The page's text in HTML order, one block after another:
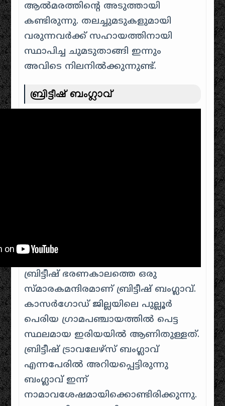
ആൽമരത്തിന്റെ അടുത്തായി
കണ്ടിരുന്നു. തലച്ചുമടുകളുമായി
വരുന്നവർക്ക് സഹായത്തിനായി
സ്ഥാപിച്ച ചുമടുതാങ്ങി ഇന്നും
അവിടെ നിലനിൽക്കുന്നുണ്ട്.
ബ്രിട്ടീഷ് ബംഗ്ലാവ്
ബ്രിട്ടീഷ് ഭരണകാലത്തെ ഒരു
സ്മാരകമന്ദിരമാണ് ബ്രിട്ടീഷ് ബംഗ്ലാവ്.
കാസർഗോഡ് ജില്ലയിലെ പുല്ലൂർ
പെരിയ ഗ്രാമപഞ്ചായത്തിൽ പെട്ട
സ്ഥലമായ ഇരിയയിൽ ആണിതുള്ളത്.
ബ്രിട്ടീഷ് ട്രാവലേഴ്‌സ് ബംഗ്ലാവ്
എന്നപേരിൽ അറിയപ്പെട്ടിരുന്നു
ബംഗ്ലാവ് ഇന്ന്
നാമാവശേഷമായിക്കൊണ്ടിരിക്കുന്നു.